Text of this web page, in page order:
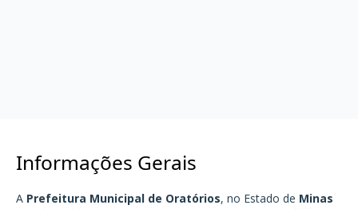
Informações Gerais
A Prefeitura Municipal de Oratórios, no Estado de Minas